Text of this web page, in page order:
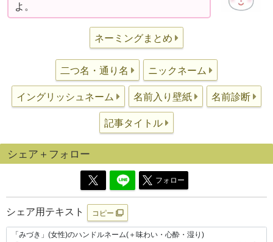
よ。
ネーミングまとめ
二つ名・通り名 ニックネーム
イングリッシュネーム 名前入り壁紙 名前診断
記事タイトル
シェア＋フォロー
フォロー
シェア用テキスト コピー